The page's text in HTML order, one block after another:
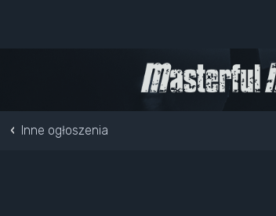
Inne ogłoszenia